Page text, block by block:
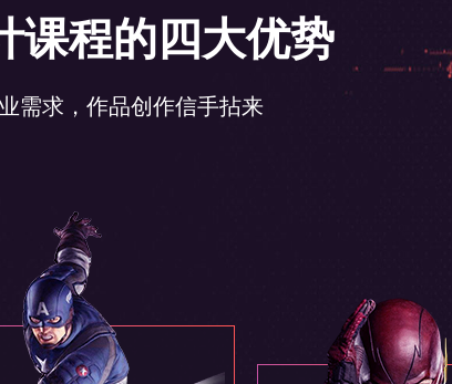
课程的四大优势
需求，作品创作信手拈来
师作为引导者，注重
培养学生思辨力，
商业化项目